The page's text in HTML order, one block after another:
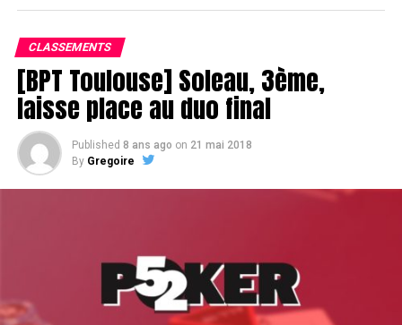
CLASSEMENTS
[BPT Toulouse] Soleau, 3ème,
laisse place au duo final
Published 8 ans ago on 21 mai 2018
By Gregoire